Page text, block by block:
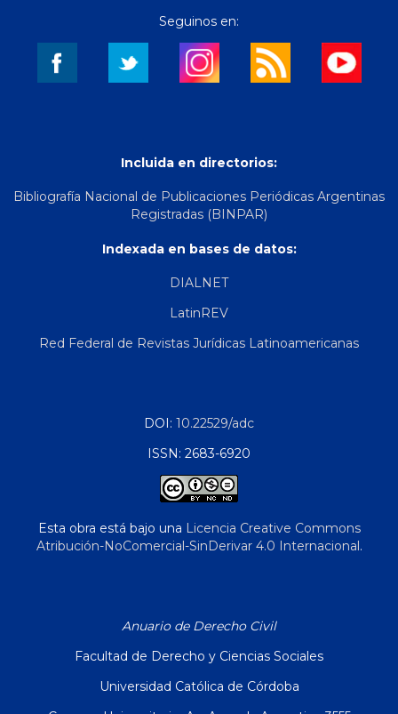
Seguinos en:
Incluida en directorios:
Bibliografía Nacional de Publicaciones Periódicas Argentinas
Registradas (BINPAR)
Indexada en bases de datos:
DIALNET
LatinREV
Red Federal de Revistas Jurídicas Latinoamericanas
DOI: 10.22529/adc
ISSN: 2683-6920
Esta obra está bajo una Licencia Creative Commons
Atribución-NoComercial-SinDerivar 4.0 Internacional .
Anuario de Derecho Civil
Facultad de Derecho y Ciencias Sociales
Universidad Católica de Córdoba